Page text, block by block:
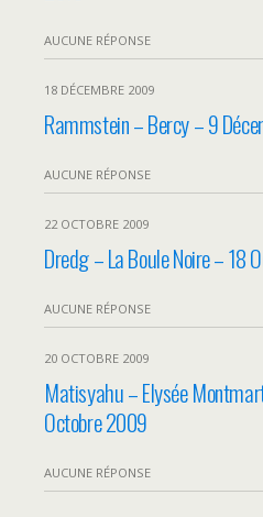
AUCUNE RÉPONSE
18 DÉCEMBRE 2009
Rammstein – Bercy – 9
AUCUNE RÉPONSE
22 OCTOBRE 2009
Dredg – La Boule Noire – 18
AUCUNE RÉPONSE
20 OCTOBRE 2009
Matisyahu – Elysée
Octobre 2009
AUCUNE RÉPONSE